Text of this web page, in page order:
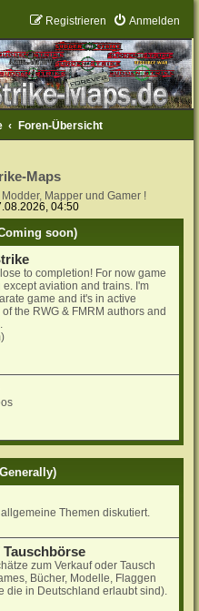
Anmelden
Registrieren
Foren-Übersicht
Maps
Mapper und Gamer !
04:50
soon)
to completion! For now game
aviation and trains. I'm
game and it's in active
the RWG & FMRM authors and
Themen diskutiert.
zum Verkauf oder Tausch
Bücher, Modelle, Flaggen
die in Deutschland erlaubt sind).